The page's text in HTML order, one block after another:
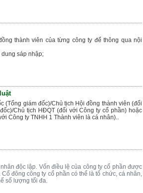
thành viên của từng công ty để thông qua nội
sáp nhập;
(Tổng giám đốc)/Chủ tịch Hội đồng thành viên (đối
Chủ tịch HĐQT (đối với Công ty cổ phần) hoặc
Công ty TNHH 1 Thành viên là cá nhân)..
độc lập. Vốn điều lệ của công ty cổ phần được
đông công ty cổ phần có thể là tổ chức, cá nhân,
số lượng tối đa.